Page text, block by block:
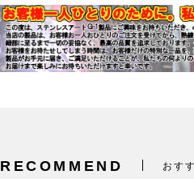
RECOMMEND おす